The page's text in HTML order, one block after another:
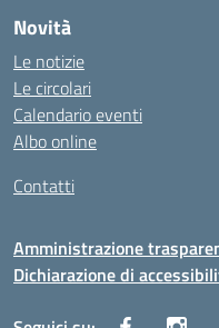
Novità
Le notizie
Le circolari
Calendario eventi
Albo online
Contatti
Amministrazione
Dichiarazione di